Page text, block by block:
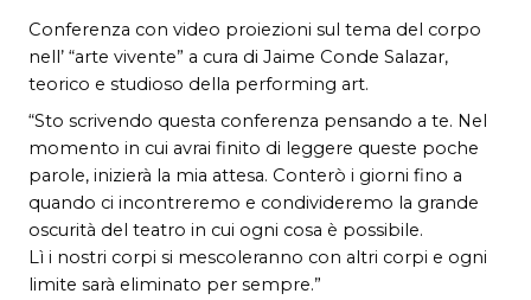
Conferenza con video proiezioni sul tema del corpo
nell’ “arte vivente” a cura di Jaime Conde Salazar,
teorico e studioso della performing art.
“Sto scrivendo questa conferenza pensando a te. Nel
momento in cui avrai finito di leggere queste poche
parole, inizierà la mia attesa. Conterò i giorni fino a
quando ci incontreremo e condivideremo la grande
oscurità del teatro in cui ogni cosa è possibile.
Lì i nostri corpi si mescoleranno con altri corpi e ogni
limite sarà eliminato per sempre.”